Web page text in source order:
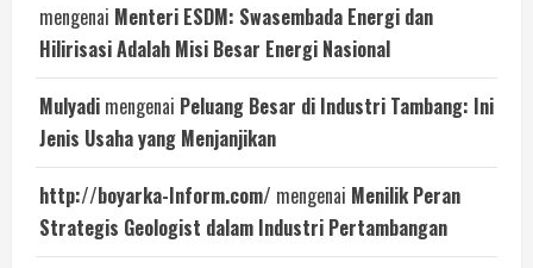
mengenai Menteri ESDM: Swasembada Energi dan
Hilirisasi Adalah Misi Besar Energi Nasional
Mulyadi mengenai Peluang Besar di Industri Tambang: Ini
Jenis Usaha yang Menjanjikan
http://boyarka-Inform.com/ mengenai Menilik Peran
Strategis Geologist dalam Industri Pertambangan